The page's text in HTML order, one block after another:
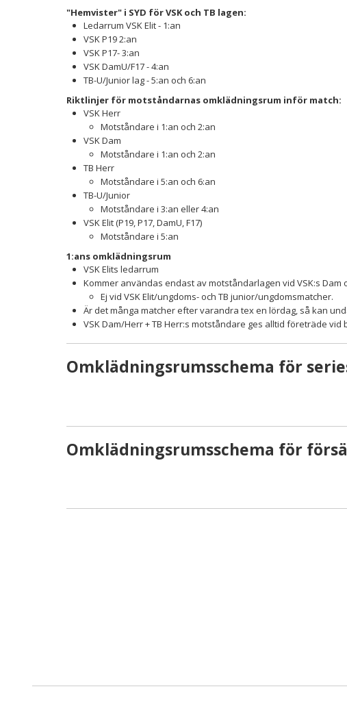
"Hemvister" i SYD för VSK och TB lagen:
Ledarrum VSK Elit - 1:an
VSK P19 2:an
VSK P17- 3:an
VSK DamU/F17 - 4:an
TB-U/Junior lag - 5:an och 6:an
Riktlinjer för motståndarnas omklädningsrum inför match:
VSK Herr
Motståndare i 1:an och 2:an
VSK Dam
Motståndare i 1:an och 2:an
TB Herr
Motståndare i 5:an och 6:an
TB-U/Junior
Motståndare i 3:an eller 4:an
VSK Elit (P19, P17, DamU, F17)
Motståndare i 5:an
1:ans omklädningsrum
VSK Elits ledarrum
Kommer användas endast av motståndarlagen vid VSK:s Dam
Ej vid VSK Elit/ungdoms- och TB junior/ungdomsmatcher.
Är det många matcher efter varandra tex en lördag, så kan
VSK Dam/Herr + TB Herr:s motståndare ges alltid företräde vid
Omklädningsrumsschema för
Omklädningsrumsschema för